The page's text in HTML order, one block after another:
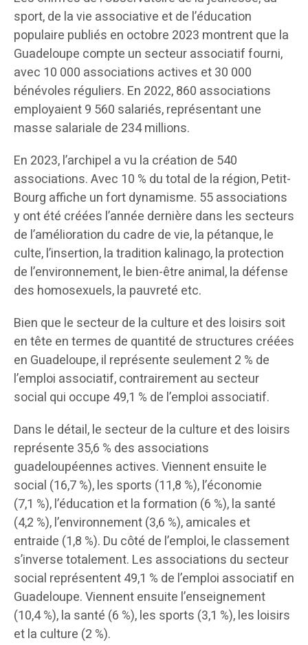
sport, de la vie associative et de l’éducation
populaire publiés en octobre 2023 montrent que la
Guadeloupe compte un secteur associatif fourni,
avec 10 000 associations actives et 30 000
bénévoles réguliers. En 2022, 860 associations
employaient 9 560 salariés, représentant une
masse salariale de 234 millions.
En 2023, l’archipel a vu la création de 540
associations. Avec 10 % du total de la région, Petit-
Bourg affiche un fort dynamisme. 55 associations
y ont été créées l’année dernière dans les secteurs
de l’amélioration du cadre de vie, la pétanque, le
culte, l’insertion, la tradition kalinago, la protection
de l’environnement, le bien-être animal, la défense
des homosexuels, la pauvreté etc.
Bien que le secteur de la culture et des loisirs soit
en tête en termes de quantité de structures créées
en Guadeloupe, il représente seulement 2 % de
l’emploi associatif, contrairement au secteur
social qui occupe 49,1 % de l’emploi associatif.
Dans le détail, le secteur de la culture et des loisirs
représente 35,6 % des associations
guadeloupéennes actives. Viennent ensuite le
social (16,7 %), les sports (11,8 %), l’économie
(7,1 %), l’éducation et la formation (6 %), la santé
(4,2 %), l’environnement (3,6 %), amicales et
entraide (1,8 %). Du côté de l’emploi, le classement
s’inverse totalement. Les associations du secteur
social représentent 49,1 % de l’emploi associatif en
Guadeloupe. Viennent ensuite l’enseignement
(10,4 %), la santé (6 %), les sports (3,1 %), les loisirs
et la culture (2 %).